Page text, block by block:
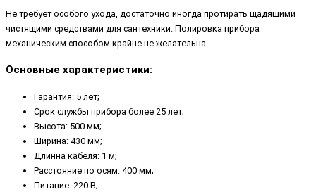
Не требует особого ухода, достаточно иногда протирать щадящими
чистящими средствами для сантехники. Полировка прибора
механическим способом крайне не желательна.
Основные характеристики:
Гарантия: 5 лет;
Срок службы прибора более 25 лет;
Высота: 500 мм;
Ширина: 430 мм;
Длинна кабеля: 1 м;
Расстояние по осям: 400 мм;
Питание: 220 В;